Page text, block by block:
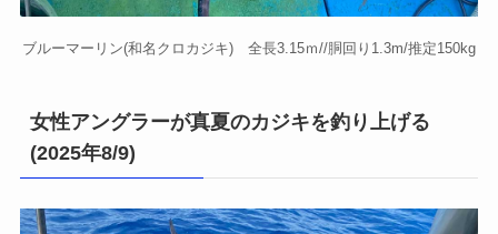
ブルーマーリン(和名クロカジキ) 全長3.15ｍ//胴回り1.3m/推定150kg
女性アングラーが真夏のカジキを釣り上げる
(2025年8/9)